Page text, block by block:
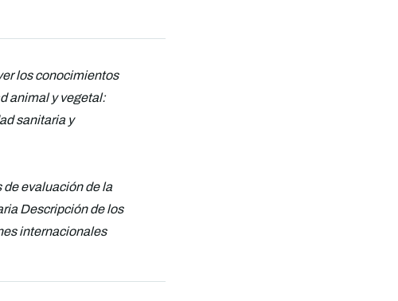
los conocimientos
animal y vegetal:
sanitaria y
evaluación de la
Descripción de los
internacionales